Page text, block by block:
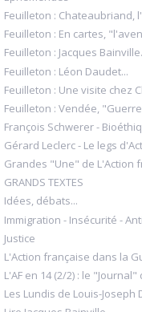
Feuilleton : Chateaubriand,
Feuilleton : En cartes,
Feuilleton : Jacques
Feuilleton : Léon Daudet...
Feuilleton : Une visite chez
Feuilleton : Vendée,
François Schwerer -
Gérard Leclerc - Le legs
Grandes "Une" de L'Action
GRANDS TEXTES
Idées, débats...
Immigration - Insécurité -
Justice
L'Action française dans la
L'AF en 14 (2/2) : le
Les Lundis de Louis-Joseph